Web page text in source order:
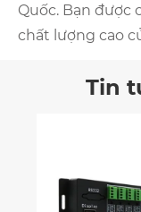
Quốc. Bạn được
chất lượng cao
Tin